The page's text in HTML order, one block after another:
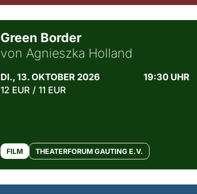
Green Border
von Agnieszka Holland
DI., 13. OKTOBER 2026
19:30 UHR
12 EUR / 11 EUR
FILM THEATERFORUM GAUTING E.V.